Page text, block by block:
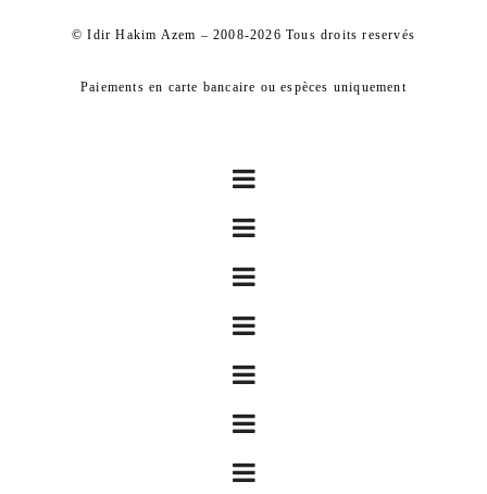
© Idir Hakim Azem – 2008-2026 Tous droits reservés
Paiements en carte bancaire ou espèces uniquement